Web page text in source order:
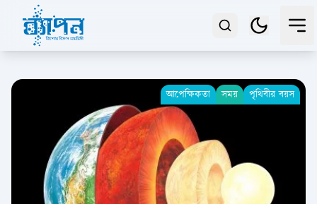
আপেক্ষিকতা সময় পৃথিবীর বয়স